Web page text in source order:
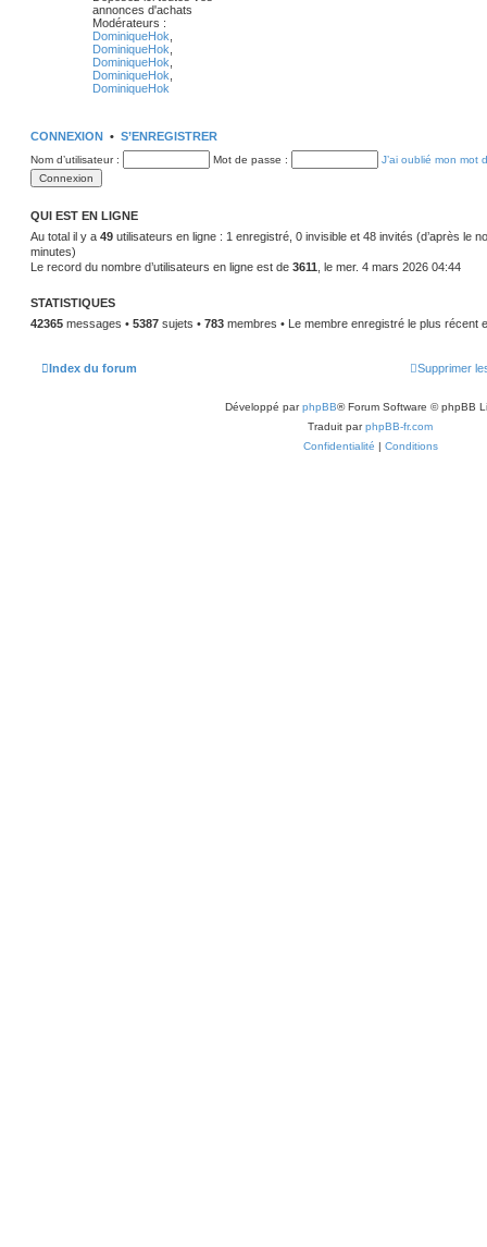
annonces d'achats
Modérateurs :
DominiqueHok
DominiqueHok
DominiqueHok
DominiqueHok
DominiqueHok
CONNEXION • S’ENREGISTRER
Nom d’utilisateur : Mot de passe : J’ai oublié mon mot
QUI EST EN LIGNE
Au total il y a 49 utilisateurs en ligne : 1 enregistré, 0 invisible et 48 invités (d’après le
minutes)
Le record du nombre d’utilisateurs en ligne est de 3611 , le mer. 4 mars 2026 04:44
STATISTIQUES
42365 messages • 5387 sujets • 783 membres • Le membre enregistré le plus récent
Index du forum Supprimer
Développé parphpBB® Forum Software © phpBB
Traduit parphpBB-fr.com
Confidentialité | Conditions